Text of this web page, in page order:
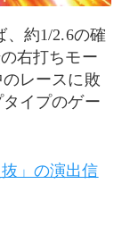
、約1/2.6の確
右打ちモー
のレースに敗
イプのゲー
」の演出信